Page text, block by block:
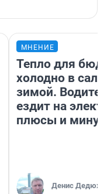
МНЕНИЕ
Тепло для
холодно в
зимой.
ездит на
плюсы и
Денис